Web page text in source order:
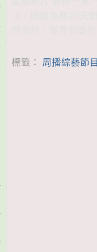
標籤： 周播綜藝節